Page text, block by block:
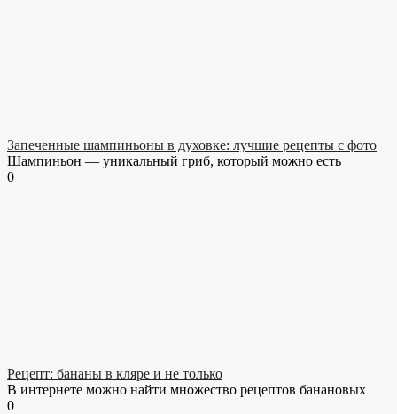
Запеченные шампиньоны в духовке: лучшие рецепты с фото
Шампиньон — уникальный гриб, который можно есть
0
Рецепт: бананы в кляре и не только
В интернете можно найти множество рецептов банановых
0